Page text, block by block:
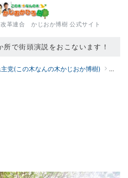
革連合 かじおか博樹 公式サイト
で街頭演説をおこないます！
党(この木なんの木かじおか博樹) ブロ